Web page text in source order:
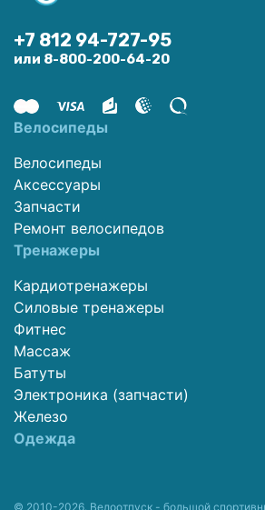
+7 812 94-727-95
или 8-800-200-64-20
Велосипеды
Велосипеды
Аксессуары
Запчасти
Ремонт велосипедов
Тренажеры
Кардиотренажеры
Силовые тренажеры
Фитнес
Массаж
Батуты
Электроника (запчасти)
Железо
Одежда
© 2010-2026. Велоотпуск - большой